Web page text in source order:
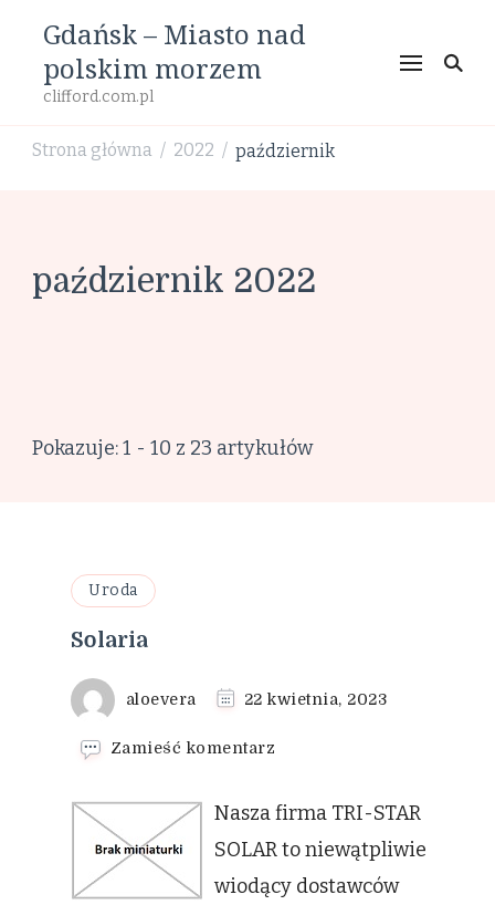
Gdańsk – Miasto nad
polskim morzem
clifford.com.pl
Strona główna / 2022 / październik
październik 2022
Pokazuje: 1 - 10 z 23 artykułów
Uroda
Solaria
aloevera 22 kwietnia, 2023
Zamieść komentarz
Nasza firma TRI-STAR
SOLAR to niewątpliwie
wiodący dostawców